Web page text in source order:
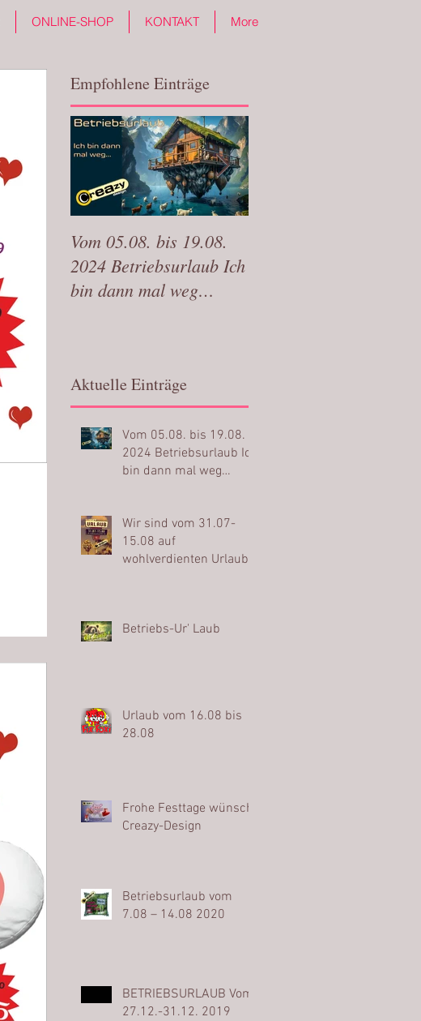
ONLINE-SHOP KONTAKT More
Empfohlene Einträge
Vom 05.08. bis 19.08.
2024 Betriebsurlaub Ich
bin dann mal weg…
Aktuelle Einträge
Vom 05.08. bis 19.08.
2024 Betriebsurlaub Ich
bin dann mal weg…
Wir sind vom 31.07-
15.08 auf
wohlverdienten Urlaub
Betriebs-Ur' Laub
Urlaub vom 16.08 bis
28.08
Frohe Festtage wünscht
Creazy-Design
Betriebsurlaub vom
7.08 – 14.08 2020
BETRIEBSURLAUB Vom
27.12.-31.12. 2019